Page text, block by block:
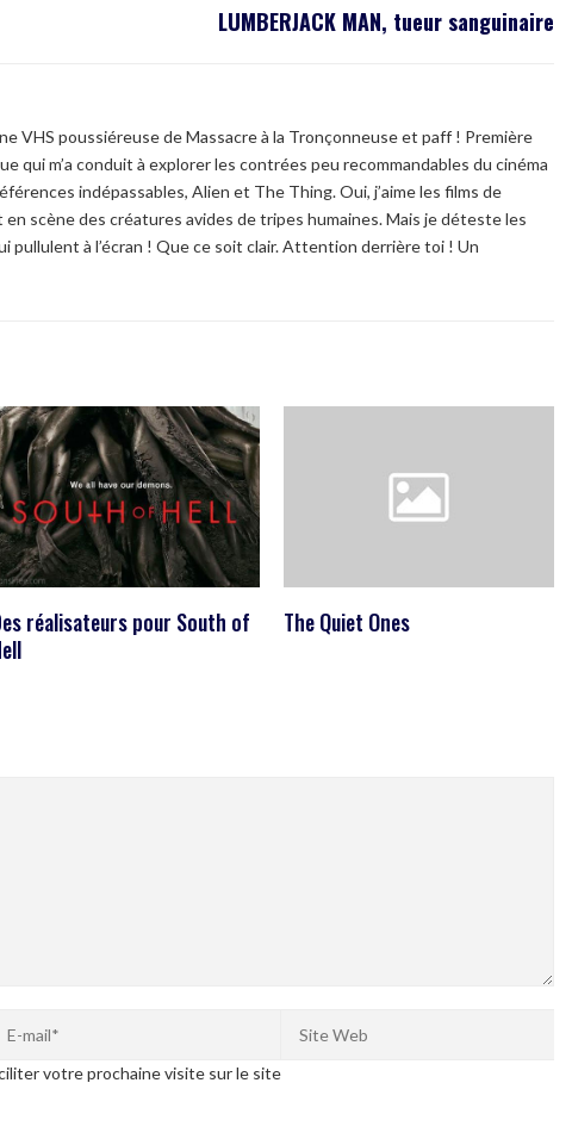
LUMBERJACK MAN, tueur sanguinaire
VHS poussiéreuse de Massacre à la Tronçonneuse et paff ! Première
qui m’a conduit à explorer les contrées peu recommandables du cinéma
indépassables, Alien et The Thing. Oui, j’aime les films de
scène des créatures avides de tripes humaines. Mais je déteste les
pullulent à l’écran ! Que ce soit clair. Attention derrière toi ! Un
réalisateurs pour South of
The Quiet Ones
votre prochaine visite sur le site